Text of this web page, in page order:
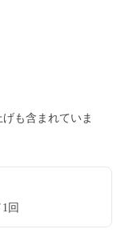
も含まれていま
回